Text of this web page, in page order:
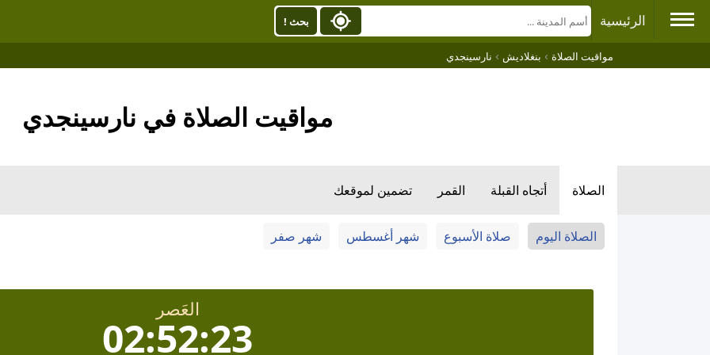
الرئيسية بحث !
مواقيت الصلاة › بنغلاديش › نارسينجدي
مواقيت الصلاة في نارسينجدي
الصلاة أتجاه القبلة القمر تضمين لموقعك
الصلاة اليوم صلاة الأسبوع شهر أغسطس شهر صفر
العَصر
02:52:22